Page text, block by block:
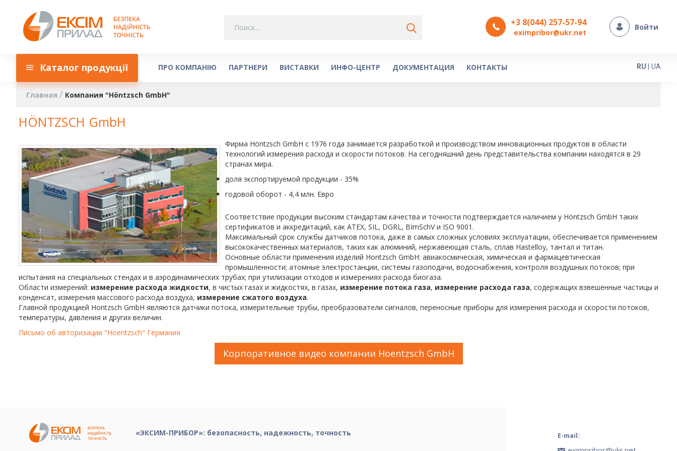
Войти
+3 8(044) 257-57-94
eximpribor@ukr.net
Каталог продукції ПРО КОМПАНІЮ ПАРТНЕРИ ВИСТАВКИ ИНФО-ЦЕНТР ДОКУМЕНТАЦИЯ КОНТАКТЫ Язык
RU UA
Главная Компания "Höntzsch GmbH"
HÖNTZSCH GmbH
Фирма Höntzsch GmbH c 1976 года занимается разработкой и производством инновационных продуктов в области
технологий измерения расхода и скорости потоков. На сегодняшний день представительства компании находятся в 29
странах мира.
доля экспортируемой продукции - 35%
годовой оборот - 4,4 млн. Евро
Соответствие продукции высоким стандартам качества и точности подтверждается наличием у Höntzsch GmbH таких
сертификатов и аккредитаций, как ATEX, SIL, DGRL, BImSchV и ISO 9001.
Максимальный срок службы датчиков потока, даже в самых сложных условиях эксплуатации, обеспечивается применением
высококачественных материалов, таких как алюминий, нержавеющая сталь, сплав Hastelloy, тантал и титан.
Основные области применения изделий Hontzsch GmbH: авиакосмическая, химическая и фармацевтическая
промышленности; атомные электростанции, системы газоподачи, водоснабжения, контроля воздушных потоков; при
испытания на специальных стендах и в аэродинамических трубах; при утилизации отходов и измерениях расхода биогаза.
Области измерений: измерение расхода жидкости, в чистых газах и жидкостях, в газах, измерение потока газа, измерение расхода газа, содержащих взвешенные частицы и
конденсат, измерения массового расхода воздуха, измерение сжатого воздуха.
Главной продукцией Hontzsch GmbH являются датчики потока, измерительные трубы, преобразователи сигналов, переносные приборы для измерения расхода и скорости потоков,
температуры, давления и других величин.
Письмо об авторизации "Hoentzsch" Германия
Корпоративное видео компании Hoentzsch GmbH
«ЭКСИМ-ПРИБОР»: безопасность, надежность, точность E-mail: